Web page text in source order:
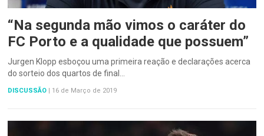
“Na segunda mão vimos o caráter do
FC Porto e a qualidade que possuem”
Jurgen Klopp esboçou uma primeira reação e declarações acerca
do sorteio dos quartos de final…
DISCUSSÃO 16 de Março de 2019